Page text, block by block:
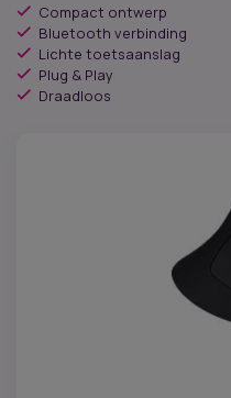
Link of rechtshandig
Compact ontwerp
Bluetooth verbinding
Lichte toetsaanslag
Plug & Play
Draadloos